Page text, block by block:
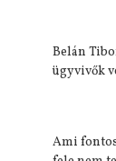
Belán
ügyvivők
Ami